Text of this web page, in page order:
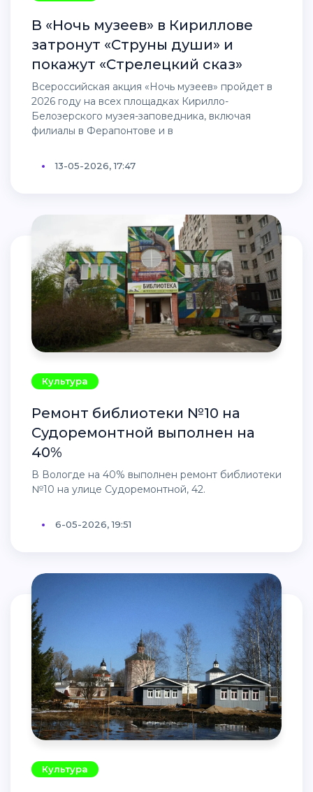
В «Ночь музеев» в Кириллове
затронут «Струны души» и
покажут «Стрелецкий сказ»
Всероссийская акция «Ночь музеев» пройдет в
2026 году на всех площадках Кирилло-
Белозерского музея-заповедника, включая
филиалы в Ферапонтове и в
13-05-2026, 17:47
Культура
Ремонт библиотеки №10 на
Судоремонтной выполнен на
40%
В Вологде на 40% выполнен ремонт библиотеки
№10 на улице Судоремонтной, 42.
6-05-2026, 19:51
Культура